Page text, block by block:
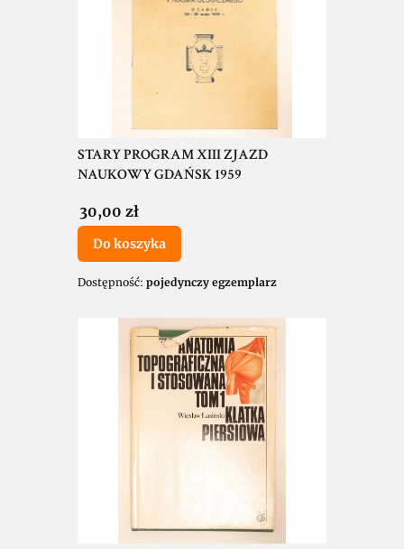
STARY PROGRAM XIII ZJAZD
NAUKOWY GDAŃSK 1959
Cena
30,00 zł
Do koszyka
Dostępność: pojedynczy egzemplarz